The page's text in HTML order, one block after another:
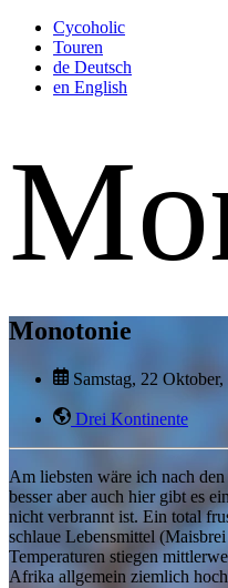
Cycoholic
Touren
de Deutsch
en English
Monotonie
Samstag, 22
Drei Kontinente
Am liebsten wäre ich nach
besser aber auch hier gibt es
nicht verbrannt ist. Ein total
schlaue Lebensmittel
Temperaturen stiegen
Afrika allgemein ziemlich